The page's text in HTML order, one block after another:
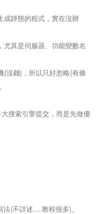
成靜態的程式，實在沒辦
尤其是伺服器、功能變數名
(沒錢)，所以只好忽略(有條
搜索引擎提交，而是先做優
(不詳述……教程很多)。